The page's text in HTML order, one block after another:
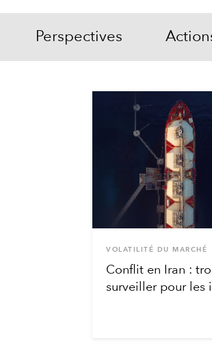
Perspectives
VOLATILITÉ DU MARCHÉ
Conflit en Iran :
surveiller pour les